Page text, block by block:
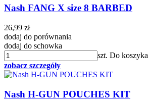
Nash FANG X size 8 BARBED
26,99 zł
dodaj do porównania
dodaj do schowka
szt. Do koszyka
zobacz szczegóły
Nash H-GUN POUCHES KIT